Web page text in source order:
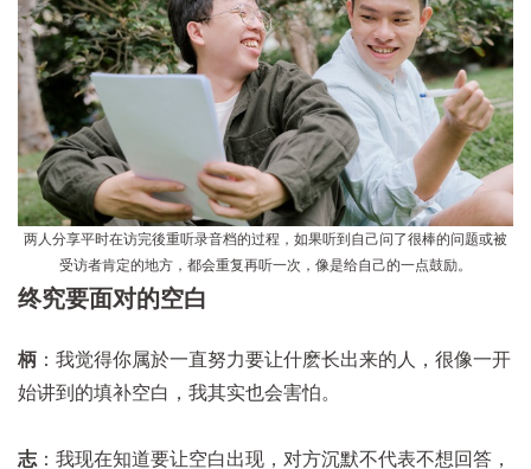
两人分享平时在访完後重听录音档的过程，如果听到自己问了很棒的问题或被
受访者肯定的地方，都会重复再听一次，像是给自己的一点鼓励。
终究要面对的空白
柄 ：我觉得你属於一直努力要让什麽长出来的人，很像一开
始讲到的填补空白，我其实也会害怕。
志 ：我现在知道要让空白出现，对方沉默不代表不想回答，